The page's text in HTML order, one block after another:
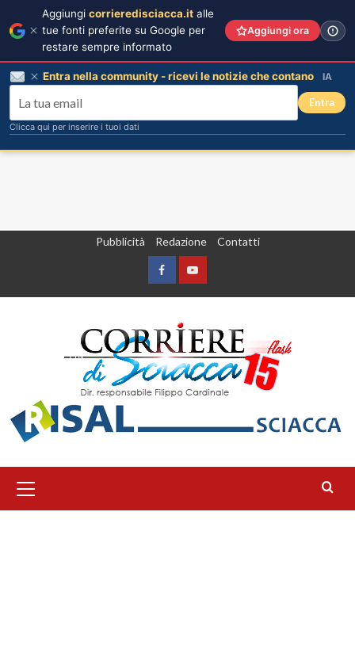
Pubblicità Redazione Contatti
FacebookYountube
principale
Aggiungi corrieredisciacca.it alle
tue fonti preferite su Google per
restare sempre informato
Aggiungi ora
Entra nella community - ricevi le notizie che contano IA
Entra
Clicca qui per inserire i tuoi dati